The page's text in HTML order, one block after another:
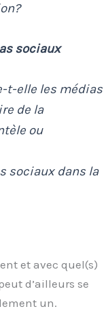
sociaux
t-elle les médias
de la
ou
sociaux dans la
et avec quel(s)
d’ailleurs se
un.